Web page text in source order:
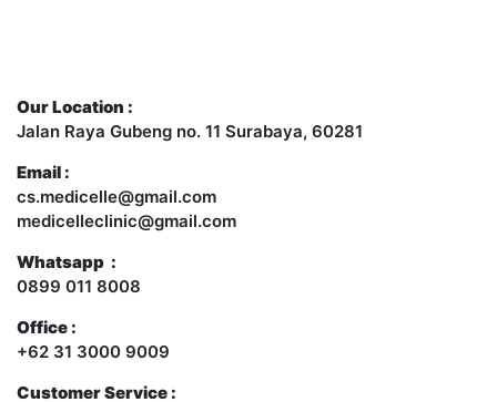
Our Location :
Jalan Raya Gubeng no. 11 Surabaya, 60281
Email :
cs.medicelle@gmail.com
medicelleclinic@gmail.com
Whatsapp :
0899 011 8008
Office :
+62 31 3000 9009
Customer Service :